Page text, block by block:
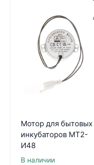
Мотор для бытовых
инкубаторов МТ2-
И48
В наличии